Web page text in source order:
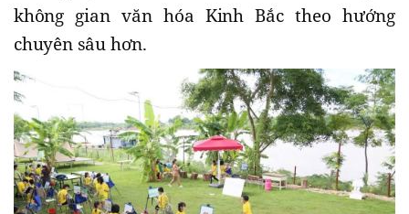
không gian văn hóa Kinh Bắc theo hướng
chuyên sâu hơn.